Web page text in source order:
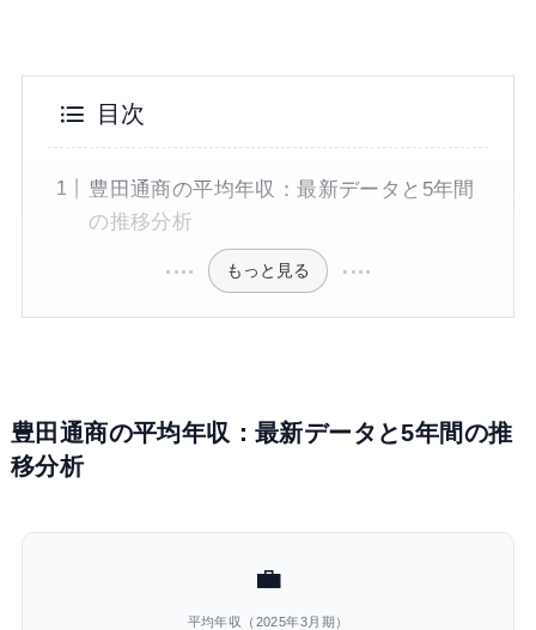
目次
豊田通商の平均年収：最新データと5年間
の推移分析
もっと見る
豊田通商の平均年収：最新データと5年間の推
移分析
💼
平均年収（2025年3月期）